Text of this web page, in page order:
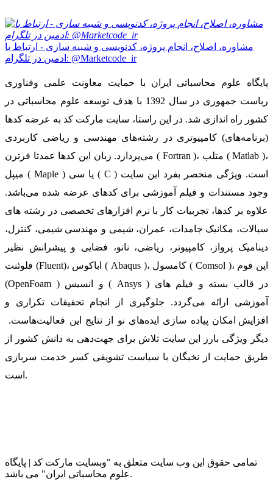
مشاوره، اصلاح، انجام پروژه، کدنویسی و شبیه سازی - ارتباط با
ادمین در تلگرام: @Marketcode_ir
پایگاه علوم محاسباتی ایران با حمایت معاونت علمی وفناوری
ریاست جمهوری در سال 1392 با هدف توسعه علوم محاسباتی در
کشور راه اندازی شد. در این راستا، سایت مارکت کد به عرضه کدها
(برنامه‌های) کامپیوتری در رشته‌های مهندسی و ریاضی کاربردی
می‌پردازد. زبان این کدها عمدتا فرترن ( Fortran )، متلب ( Matlab )،
میپل ( Maple ) یا سی ( C ) است. ویژگی منحصر بفرد این سایت
وجود مستندات و فیلم آموزشی برای کدهای عرضه شده می‌باشد.
علاوه بر کدها، تجربیات کار با نرم افزارهای تخصصی در رشته های
سیالات، مکانیک جامدات، عمران، شیمی و مهندسی شیمی، کنترل،
دینامیک پرواز، کامپیوتر، ریاضی، نانو، فضایی و پیشرانش نظیر
فلوئنت (Fluent)، اباکوس ( Abaqus )، کامسول ( Comsol )، اپن فوم
(OpenFoam ) و انسیس ( Ansys ) در قالب بسته‌ و فیلم های
آموزشی ارائه می‌گردد. جلوگیری از انجام تحقیقات تکراری و
افزایش امکان پیاده سازی ایده‌های نو از نتایج این فعالیت‌هاست.
دیگر ویژگی بارز این سایت تلاش برای جهت‌دهی به دانش کشور از
طریق حمایت از نخبگان با سیاست تشویقی کسر خدمت سربازی
است.
تمامی حقوق این وب سایت متعلق به "وبسایت مارکت کد | پایگاه
علوم محاسباتی ایران" می باشد.